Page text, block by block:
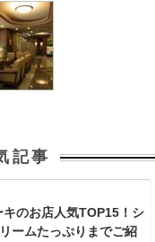
記事
のお店人気TOP15！シ
ームたっぷりまでご紹